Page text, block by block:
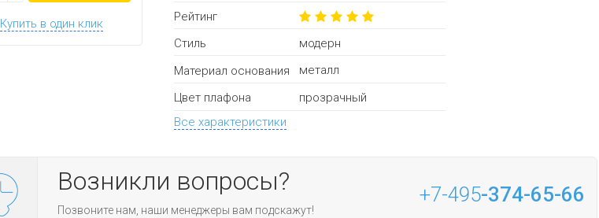
Купить в один клик
Рейтинг
Стиль
модерн
Материал основания
металл
Цвет плафона
прозрачный
Все характеристики
Возникли вопросы?
Позвоните нам, наши менеджеры вам подскажут!
+7-495-374-65-66